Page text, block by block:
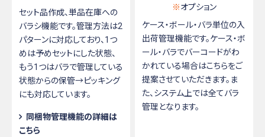
セット品作成、単品在庫への
バラシ機能です。管理方法は2
パターンに対応しており、1つ
めは予めセットにした状態、
もう1つはバラで管理している
状態からの保管→ピッキング
にも対応しています。
同梱物管理機能の詳細は
こちら
※オプション
ケース・ボール・バラ単位の入
出荷管理機能です。ケース・ボ
ール・バラでバーコードがわ
かれている場合はこちらをご
提案させていただきます。ま
た、システム上では全てバラ
管理となります。